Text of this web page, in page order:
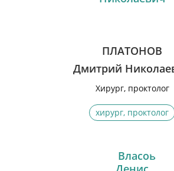
ПЛАТОНОВ
Дмитрий
Хирург, проктолог
хирург, проктолог